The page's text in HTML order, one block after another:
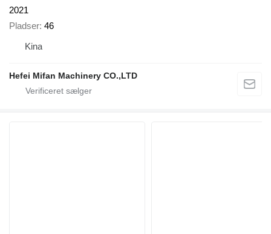
2021
Pladser 46
Kina
Hefei Mifan Machinery CO.,LTD